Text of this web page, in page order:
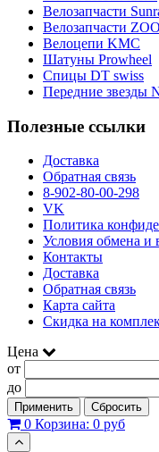
Велозапчасти
Велозапчасти
Велоцепи KMC
Шатуны Prowheel
Спицы DT swiss
Передние звезды
Полезные ссылки
Доставка
Обратная связь
8-902-80-00-298
VK
Политика
Условия обмена и
Контакты
Доставка
Обратная связь
Карта сайта
Скидка на
Цена
от
до
Применить Сбросить
0 Корзина: 0 руб